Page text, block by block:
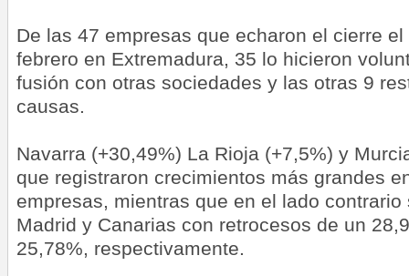
De las 47 empresas que echaron el cierre
febrero en Extremadura, 35 lo hicieron
fusión con otras sociedades y las otras 9
causas.
Navarra (+30,49%) La Rioja (+7,5%) y
que registraron crecimientos más grandes
empresas, mientras que en el lado
Madrid y Canarias con retrocesos de un
25,78%, respectivamente.